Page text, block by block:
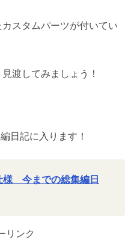
スタムパーツが付いてい
渡してみましょう！
日記に入ります！
様 今までの総集編日
リンク